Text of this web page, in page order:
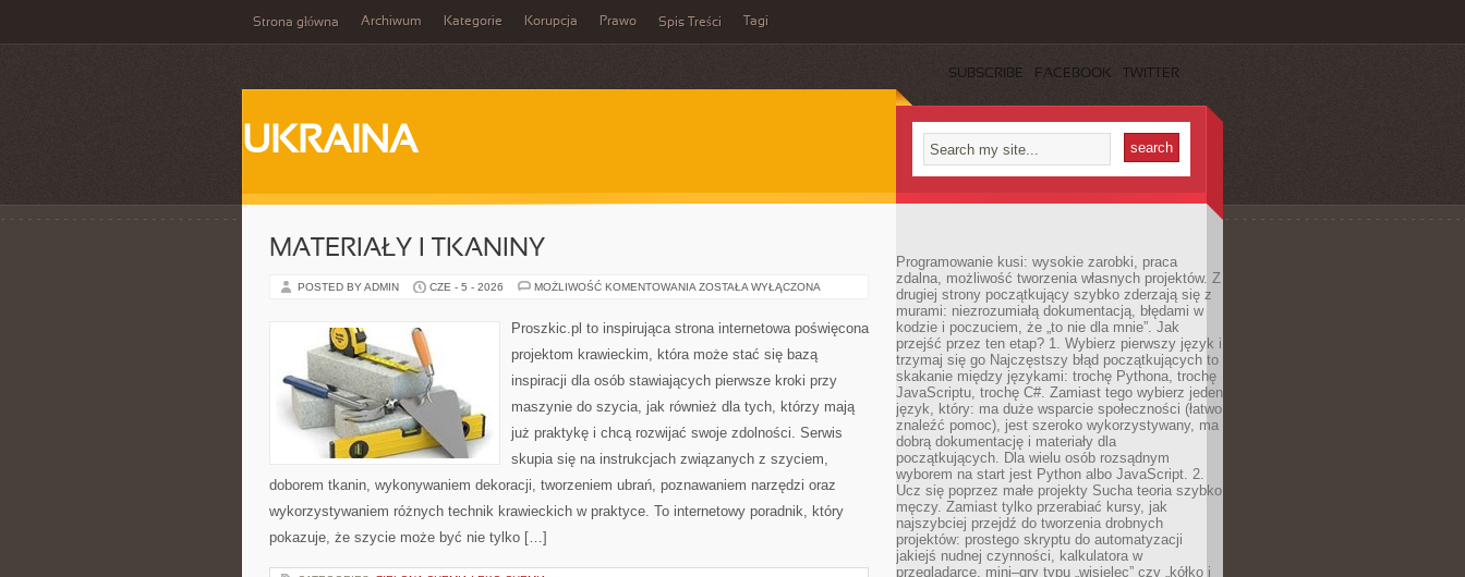
Strona główna Archiwum Kategorie Korupcja Prawo Spis Treści Tagi
SUBSCRIBE FACEBOOK TWITTER
UKRAINA
MATERIAŁY I TKANINY
POSTED BY ADMIN CZE - 5 - 2026 MOŻLIWOŚĆ KOMENTOWANIA MATERIAŁY
ZOSTAŁA WYŁĄCZONA
Proszkic.pl to inspirująca strona internetowa poświęcona
projektom krawieckim, która może stać się bazą
inspiracji dla osób stawiających pierwsze kroki przy
maszynie do szycia, jak również dla tych, którzy mają
już praktykę i chcą rozwijać swoje zdolności. Serwis
skupia się na instrukcjach związanych z szyciem,
doborem tkanin, wykonywaniem dekoracji, tworzeniem ubrań, poznawaniem narzędzi oraz
wykorzystywaniem różnych technik krawieckich w praktyce. To internetowy poradnik, który
pokazuje, że szycie może być nie tylko […]
Programowanie kusi: wysokie zarobki, praca
zdalna, możliwość tworzenia własnych projektów. Z
drugiej strony początkujący szybko zderzają się z
murami: niezrozumiałą dokumentacją, błędami w
kodzie i poczuciem, że „to nie dla mnie”. Jak
przejść przez ten etap? 1. Wybierz pierwszy język i
trzymaj się go Najczęstszy błąd początkujących to
skakanie między językami: trochę Pythona, trochę
JavaScriptu, trochę C#. Zamiast tego wybierz jeden
język, który: ma duże wsparcie społeczności (łatwo
znaleźć pomoc), jest szeroko wykorzystywany, ma
dobrą dokumentację i materiały dla
początkujących. Dla wielu osób rozsądnym
wyborem na start jest Python albo JavaScript. 2.
Ucz się poprzez małe projekty Sucha teoria szybko
męczy. Zamiast tylko przerabiać kursy, jak
najszybciej przejdź do tworzenia drobnych
projektów: prostego skryptu do automatyzacji
jakiejś nudnej czynności, kalkulatora w
przeglądarce, mini–gry typu „wisielec” czy „kółko i